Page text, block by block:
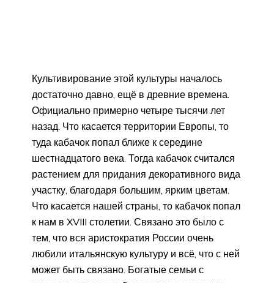
Культивирование этой культуры началось
достаточно давно, ещё в древние времена.
Официально примерно четыре тысячи лет
назад. Что касается территории Европы, то
туда кабачок попал ближе к середине
шестнадцатого века. Тогда кабачок считался
растением для придания декоративного вида
участку, благодаря большим, ярким цветам.
Что касается нашей страны, то кабачок попал
к нам в XVIII столетии. Связано это было с
тем, что вся аристократия России очень
любили итальянскую культуру и всё, что с ней
может быть связано. Богатые семьи с